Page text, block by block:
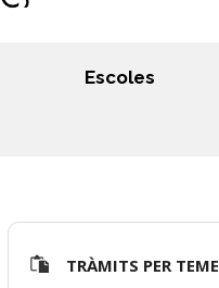
Escoles
TRÀMITS PER